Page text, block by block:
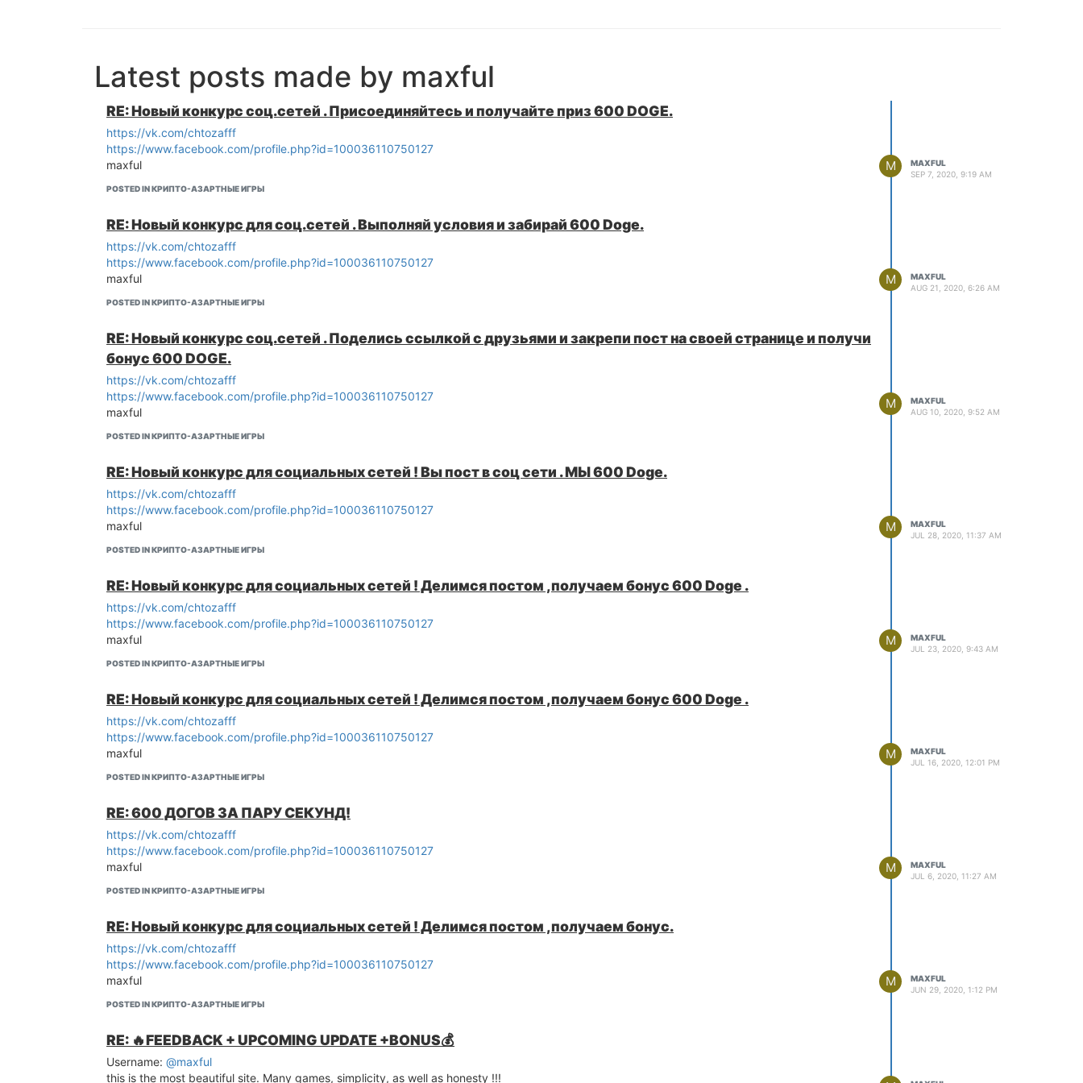
Latest posts made by maxful
RE: Новый конкурс соц.сетей . Присоединяйтесь и получайте приз 600 DOGE.
https://vk.com/chtozafff
https://www.facebook.com/profile.php?id=100036110750127
maxful
POSTED IN КРИПТО-АЗАРТНЫЕ ИГРЫ
M
MAXFUL
SEP 7, 2020, 9:19 AM
RE: Новый конкурс для соц.сетей . Выполняй условия и забирай 600 Doge.
https://vk.com/chtozafff
https://www.facebook.com/profile.php?id=100036110750127
maxful
POSTED IN КРИПТО-АЗАРТНЫЕ ИГРЫ
M
MAXFUL
AUG 21, 2020, 6:26 AM
RE: Новый конкурс соц.сетей . Поделись ссылкой с друзьями и закрепи пост на своей странице и получи
бонус 600 DOGE.
https://vk.com/chtozafff
https://www.facebook.com/profile.php?id=100036110750127
maxful
POSTED IN КРИПТО-АЗАРТНЫЕ ИГРЫ
M
MAXFUL
AUG 10, 2020, 9:52 AM
RE: Новый конкурс для социальных сетей ! Вы пост в соц сети . МЫ 600 Doge.
https://vk.com/chtozafff
https://www.facebook.com/profile.php?id=100036110750127
maxful
POSTED IN КРИПТО-АЗАРТНЫЕ ИГРЫ
M
MAXFUL
JUL 28, 2020, 11:37 AM
RE: Новый конкурс для социальных сетей ! Делимся постом ,получаем бонус 600 Doge .
https://vk.com/chtozafff
https://www.facebook.com/profile.php?id=100036110750127
maxful
POSTED IN КРИПТО-АЗАРТНЫЕ ИГРЫ
M
MAXFUL
JUL 23, 2020, 9:43 AM
RE: Новый конкурс для социальных сетей ! Делимся постом ,получаем бонус 600 Doge .
https://vk.com/chtozafff
https://www.facebook.com/profile.php?id=100036110750127
maxful
POSTED IN КРИПТО-АЗАРТНЫЕ ИГРЫ
M
MAXFUL
JUL 16, 2020, 12:01 PM
RE: 600 ДОГОВ ЗА ПАРУ СЕКУНД!
https://vk.com/chtozafff
https://www.facebook.com/profile.php?id=100036110750127
maxful
POSTED IN КРИПТО-АЗАРТНЫЕ ИГРЫ
M
MAXFUL
JUL 6, 2020, 11:27 AM
RE: Новый конкурс для социальных сетей ! Делимся постом ,получаем бонус.
https://vk.com/chtozafff
https://www.facebook.com/profile.php?id=100036110750127
maxful
POSTED IN КРИПТО-АЗАРТНЫЕ ИГРЫ
M
MAXFUL
JUN 29, 2020, 1:12 PM
RE: 🔥FEEDBACK + UPCOMING UPDATE +BONUS💰
Username: @maxful
this is the most beautiful site. Many games, simplicity, as well as honesty !!!